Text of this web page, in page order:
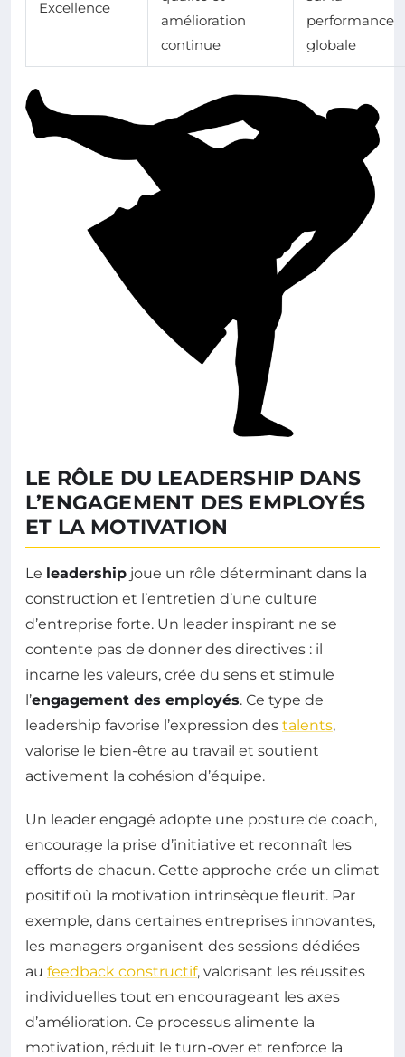
Excellence
amélioration
continue
performance
globale
LE RÔLE DU LEADERSHIP DANS
L’ENGAGEMENT DES EMPLOYÉS
ET LA MOTIVATION
Le leadership joue un rôle déterminant dans la
construction et l’entretien d’une culture
d’entreprise forte. Un leader inspirant ne se
contente pas de donner des directives : il
incarne les valeurs, crée du sens et stimule
l’engagement des employés. Ce type de
leadership favorise l’expression des talents,
valorise le bien-être au travail et soutient
activement la cohésion d’équipe.
Un leader engagé adopte une posture de coach,
encourage la prise d’initiative et reconnaît les
efforts de chacun. Cette approche crée un climat
positif où la motivation intrinsèque fleurit. Par
exemple, dans certaines entreprises innovantes,
les managers organisent des sessions dédiées
au feedback constructif, valorisant les réussites
individuelles tout en encourageant les axes
d’amélioration. Ce processus alimente la
motivation, réduit le turn-over et renforce la